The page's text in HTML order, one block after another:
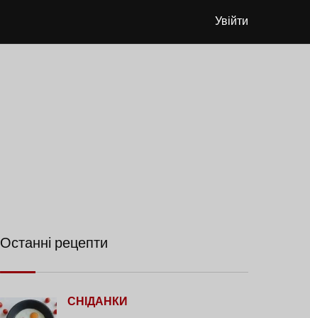
Увійти
Останні рецепти
СНІДАНКИ